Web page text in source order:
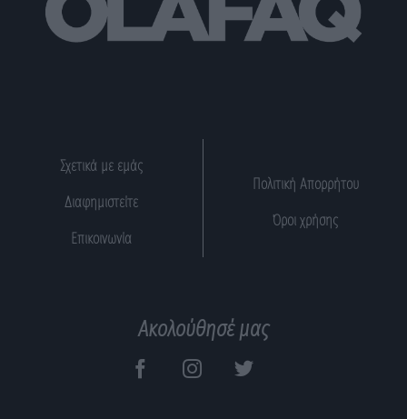
Σχετικά με εμάς
Διαφημιστείτε
Επικοινωνία
Πολιτική Απορρήτου
Όροι χρήσης
Ακολούθησέ μας